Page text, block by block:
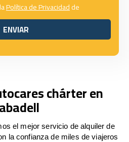
Política de Privacidadde
ENVIAR
ENVIAR
chárter en
el mejor servicio de alquiler de
la confianza de miles de viajeros